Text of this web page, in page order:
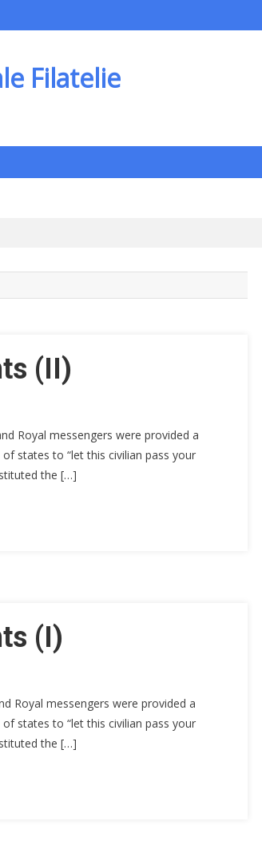
Filatelie
(II)
Royal messengers were provided a
states to “let this civilian pass your
the […]
(I)
Royal messengers were provided a
states to “let this civilian pass your
the […]